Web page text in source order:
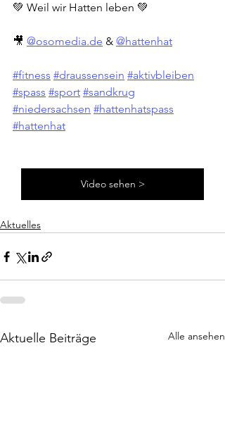
💚 Weil wir Hatten leben 💚
🎥 @osomedia.de & @hattenhat
#fitness #draussensein #aktivbleiben
#spass #sport #sandkrug
#niedersachsen #hattenhatspass
#hattenhat
Video sehen >
Aktuelles
Aktuelle Beiträge Alle ansehen